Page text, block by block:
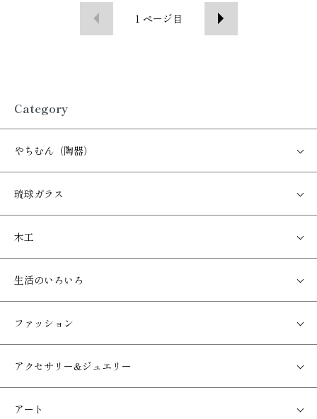
1 ページ目
Category
やちむん（陶器）
琉球ガラス
木工
生活のいろいろ
ファッション
アクセサリー&ジュエリー
アート